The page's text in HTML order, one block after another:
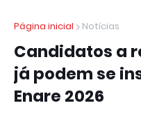
Página inicial
Notícias
Candidatos a
já podem se
Enare 2026